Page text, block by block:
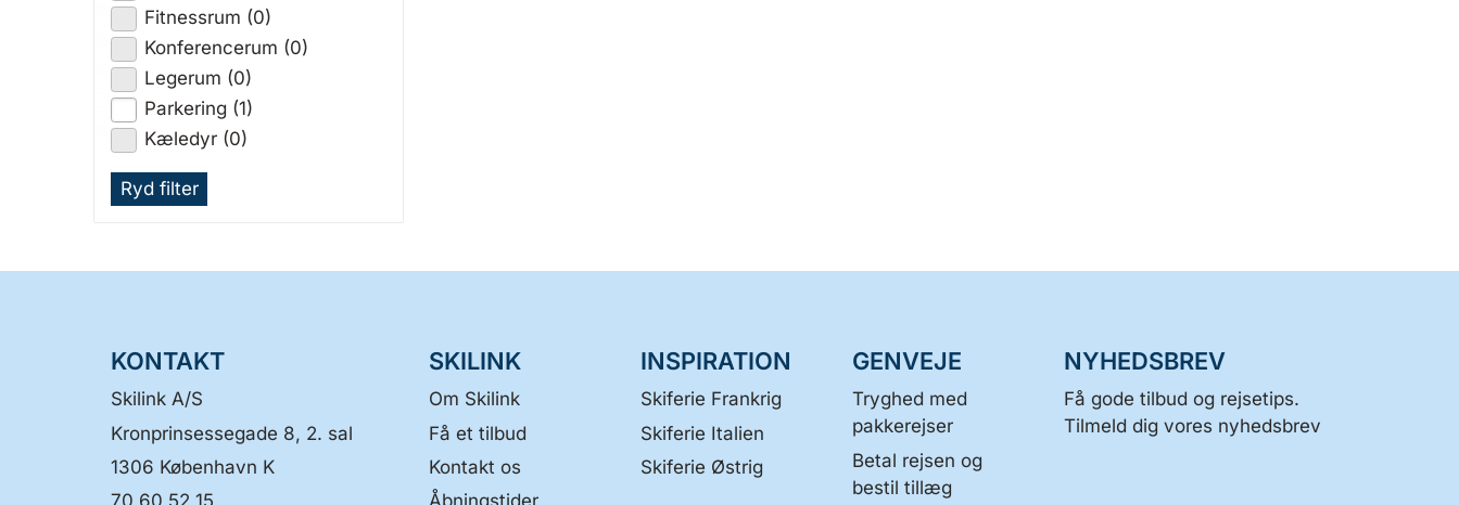
Fitnessrum (0)
Konferencerum (0)
Legerum (0)
Parkering (1)
Kæledyr (0)
Ryd filter
KONTAKT
Skilink A/S
Kronprinsessegade 8, 2. sal
1306 København K
SKILINK
Om Skilink
Få et tilbud
Kontakt os
INSPIRATION
Skiferie Frankrig
Skiferie Italien
Skiferie Østrig
GENVEJE
Tryghed med
pakkerejser
Betal rejsen og
bestil tillæg
NYHEDSBREV
Få gode tilbud og rejsetips.
Tilmeld dig vores nyhedsbrev